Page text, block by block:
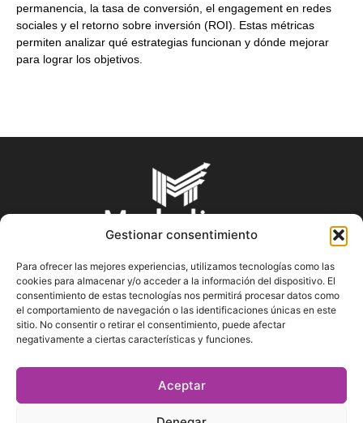
Gestionar consentimiento
Para ofrecer las mejores experiencias, utilizamos tecnologías como las
cookies para almacenar y/o acceder a la información del dispositivo. El
consentimiento de estas tecnologías nos permitirá procesar datos como
el comportamiento de navegación o las identificaciones únicas en este
sitio. No consentir o retirar el consentimiento, puede afectar
negativamente a ciertas características y funciones.
Aceptar
permanencia, la tasa de conversión, el engagement en redes
sociales y el retorno sobre inversión (ROI). Estas métricas
permiten analizar qué estrategias funcionan y dónde mejorar
para lograr los objetivos.
SOBRE NOSOTROS
En Marketin.es encontrarás la más actualizada y veraz
información sobre el mundo del marketing; consejos